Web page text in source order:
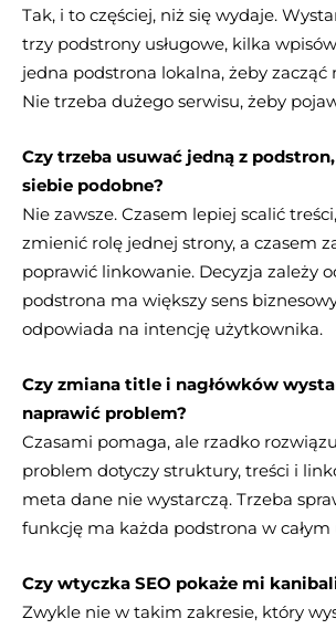
Tak, i to częściej, niż się wydaje.
trzy podstrony usługowe, kilka
jedna podstrona lokalna, żeby zacząć
Nie trzeba dużego serwisu, żeby
Czy trzeba usuwać jedną z
siebie podobne?
Nie zawsze. Czasem lepiej scalić
zmienić rolę jednej strony, a czasem
poprawić linkowanie. Decyzja zależy
podstrona ma większy sens
odpowiada na intencję użytkownika.
Czy zmiana title i nagłówków
naprawić problem?
Czasami pomaga, ale rzadko
problem dotyczy struktury, treści i
meta dane nie wystarczą. Trzeba
funkcję ma każda podstrona w całym
Czy wtyczka SEO pokaże mi
Zwykle nie w takim zakresie, który